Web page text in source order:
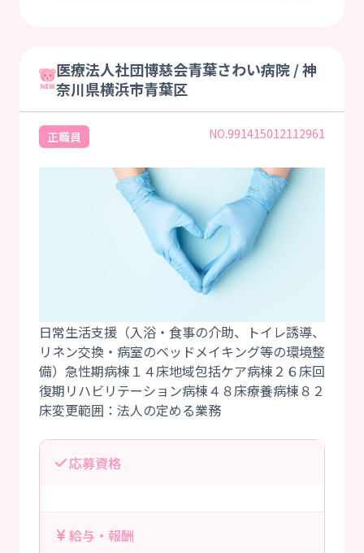
医療法人社団博慈会青葉さわい病院 / 神
奈川県横浜市青葉区
正職員 NO.991415012112961
日常生活支援（入浴・食事の介助、トイレ誘導、
リネン交換・病室のベッドメイキング等の環境整
備）急性期病棟１４床地域包括ケア病棟２６床回
復期リハビリテーション病棟４８床療養病棟８２
応募資格
給与・報酬